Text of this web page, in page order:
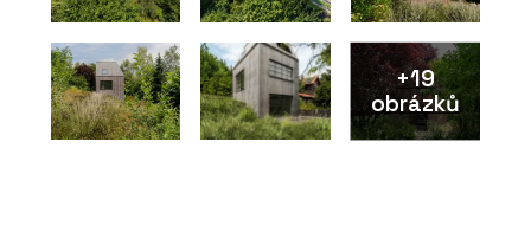
+19
obrázků